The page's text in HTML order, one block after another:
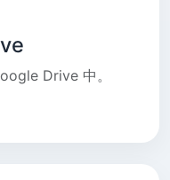
Drive 中。